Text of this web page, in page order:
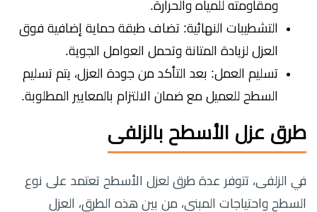
ومقاومته للمياه والحرارة.
التشطيبات النهائية: تضاف طبقة حماية إضافية فوق
العزل لزيادة المتانة وتحمل العوامل الجوية.
تسليم العمل: بعد التأكد من جودة العزل، يتم تسليم
السطح للعميل مع ضمان الالتزام بالمعايير المطلوبة.
طرق عزل الأسطح بالزلفى
في الزلفى، تتوفر عدة طرق لعزل الأسطح تعتمد على نوع
السطح واحتياجات المبنى، من بين هذه الطرق، العزل